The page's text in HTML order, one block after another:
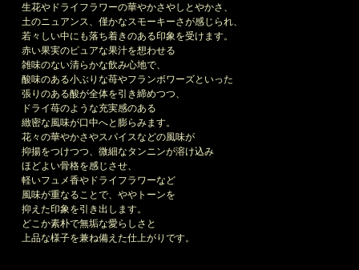
生花やドライフラワーの華やかさやしとやかさ、
土のニュアンス、僅かなスモーキーさが感じられ、
若々しい中にも落ち着きのある印象を受けます。
赤い果実のピュアな果汁を想わせる
雑味のない清らかな飲み心地で、
酸味のある小ぶりな苺やフランボワーズといった
張りのある酸が全体を引き締めつつ、
ドライ苺のような充実感のある
緻密な風味が口中へと膨らみます。
花々の華やかさやスパイスなどの風味が
抑揚をつけつつ、微細なタンニンが溶け込み
ほどよい骨格を感じさせ、
軽いフュメ香やドライフラワーなど
風味が重なることで、ややトーンを
抑えた印象を引き出します。
どこか素朴で無垢な愛らしさと
上品な様子を兼ね備えた仕上がりです。